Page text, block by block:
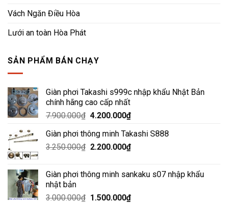
Vách Ngăn Điều Hòa
Lưới an toàn Hòa Phát
SẢN PHẨM BÁN CHẠY
Giàn phơi Takashi s999c nhập khẩu Nhật Bản
chính hãng cao cấp nhất
7.900.000₫ Giá
là:
7.900.000₫.
4.200.000₫Giá
tại
là:
Giàn phơi thông minh Takashi S888
3.250.000₫ Giá
3.250.000₫.
2.200.000₫Giá
là:
Giàn phơi thông minh sankaku s07 nhập khẩu
nhật bản
3.000.000₫ Giá
1.500.000₫Giá